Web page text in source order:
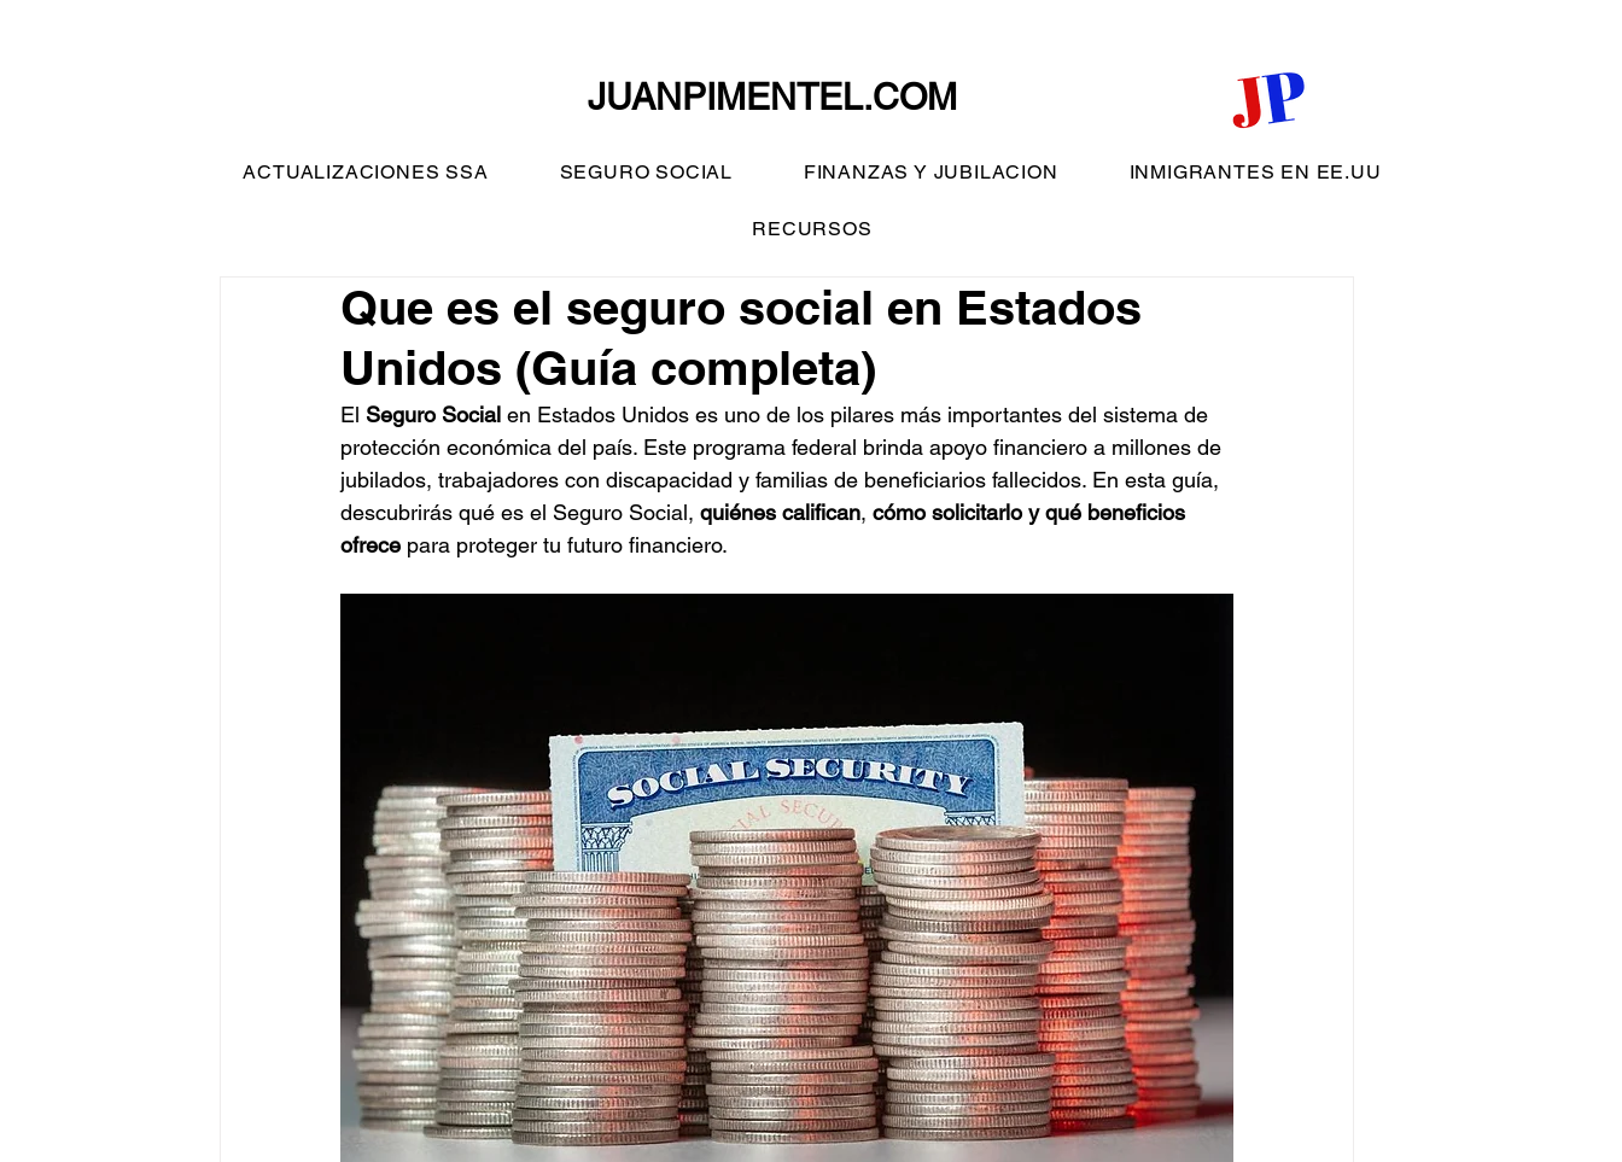
JUANPIMENTEL.COM
ACTUALIZACIONES SSA SEGURO SOCIAL FINANZAS Y JUBILACION INMIGRANTES EN EE.UU
RECURSOS
Que es el seguro social en Estados
Unidos (Guía completa)
El Seguro Social en Estados Unidos es uno de los pilares más importantes del sistema de
protección económica del país. Este programa federal brinda apoyo financiero a millones de
jubilados, trabajadores con discapacidad y familias de beneficiarios fallecidos. En esta guía,
descubrirás qué es el Seguro Social, quiénes califican, cómo solicitarlo y qué beneficios
ofrece para proteger tu futuro financiero.